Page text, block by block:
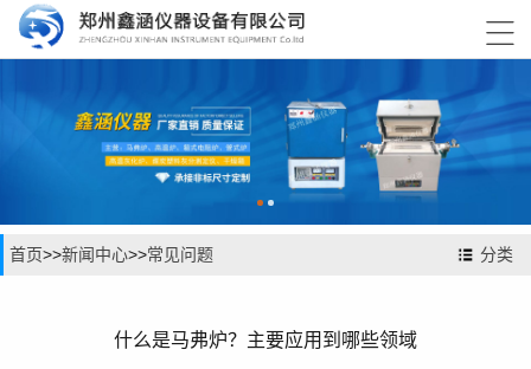

分类
首页>>新闻中心>>常见问题
什么是马弗炉？主要应用到哪些领域